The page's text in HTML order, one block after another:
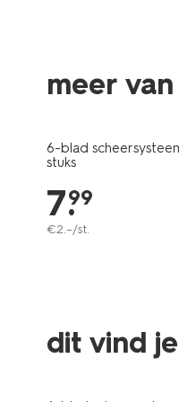
meer
6-blad
stuks
7.
99
€2.–/st.
dit vind